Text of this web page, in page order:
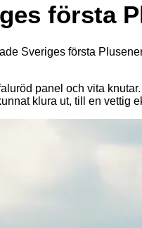
första
Sveriges första
panel och vita
klura ut, till en vettig